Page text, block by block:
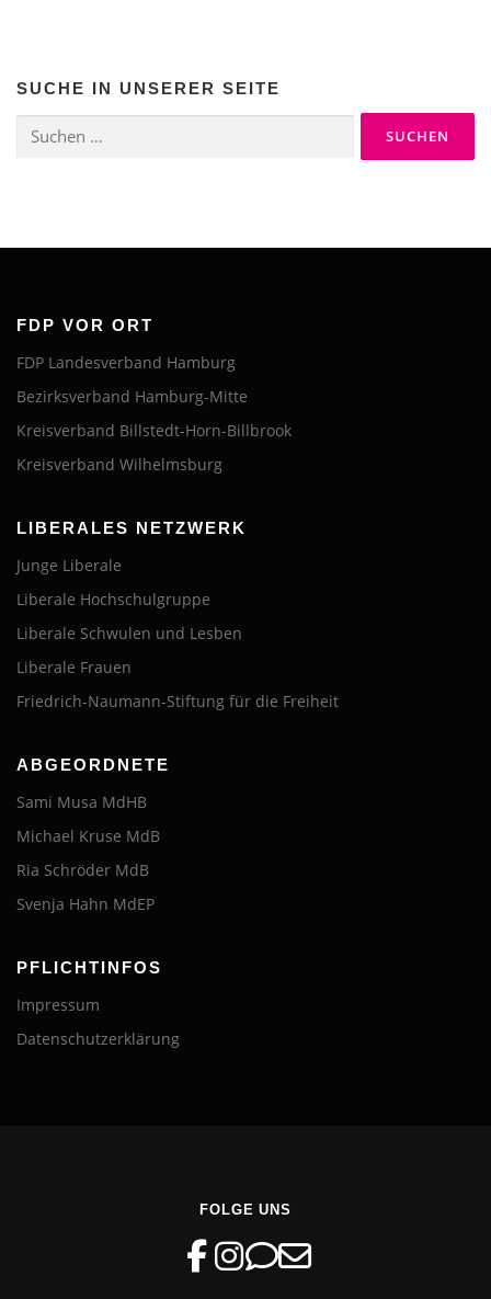
SUCHE IN UNSERER SEITE
nach:
FDP VOR ORT
FDP Landesverband Hamburg
Bezirksverband Hamburg-Mitte
Kreisverband Billstedt-Horn-Billbrook
Kreisverband Wilhelmsburg
LIBERALES NETZWERK
Junge Liberale
Liberale Hochschulgruppe
Liberale Schwulen und Lesben
Liberale Frauen
Friedrich-Naumann-Stiftung für die Freiheit
ABGEORDNETE
Sami Musa MdHB
Michael Kruse MdB
Ria Schröder MdB
Svenja Hahn MdEP
PFLICHTINFOS
Impressum
Datenschutzerklärung
FOLGE UNS